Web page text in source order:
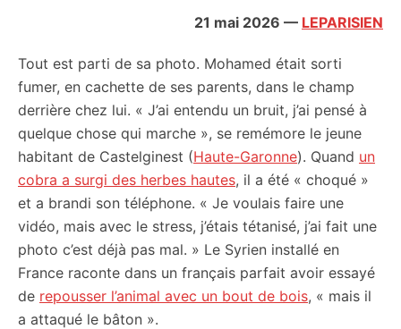
21 mai 2026 — LEPARISIEN
Tout est parti de sa photo. Mohamed était sorti
fumer, en cachette de ses parents, dans le champ
derrière chez lui. « J’ai entendu un bruit, j’ai pensé à
quelque chose qui marche », se remémore le jeune
habitant de Castelginest (Haute-Garonne). Quand un
cobra a surgi des herbes hautes, il a été « choqué »
et a brandi son téléphone. « Je voulais faire une
vidéo, mais avec le stress, j’étais tétanisé, j’ai fait une
photo c’est déjà pas mal. » Le Syrien installé en
France raconte dans un français parfait avoir essayé
de repousser l’animal avec un bout de bois, « mais il
a attaqué le bâton ».